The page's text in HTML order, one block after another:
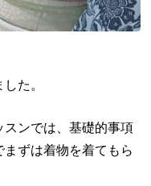
た。
ンでは、基礎的事項
ずは着物を着てもら